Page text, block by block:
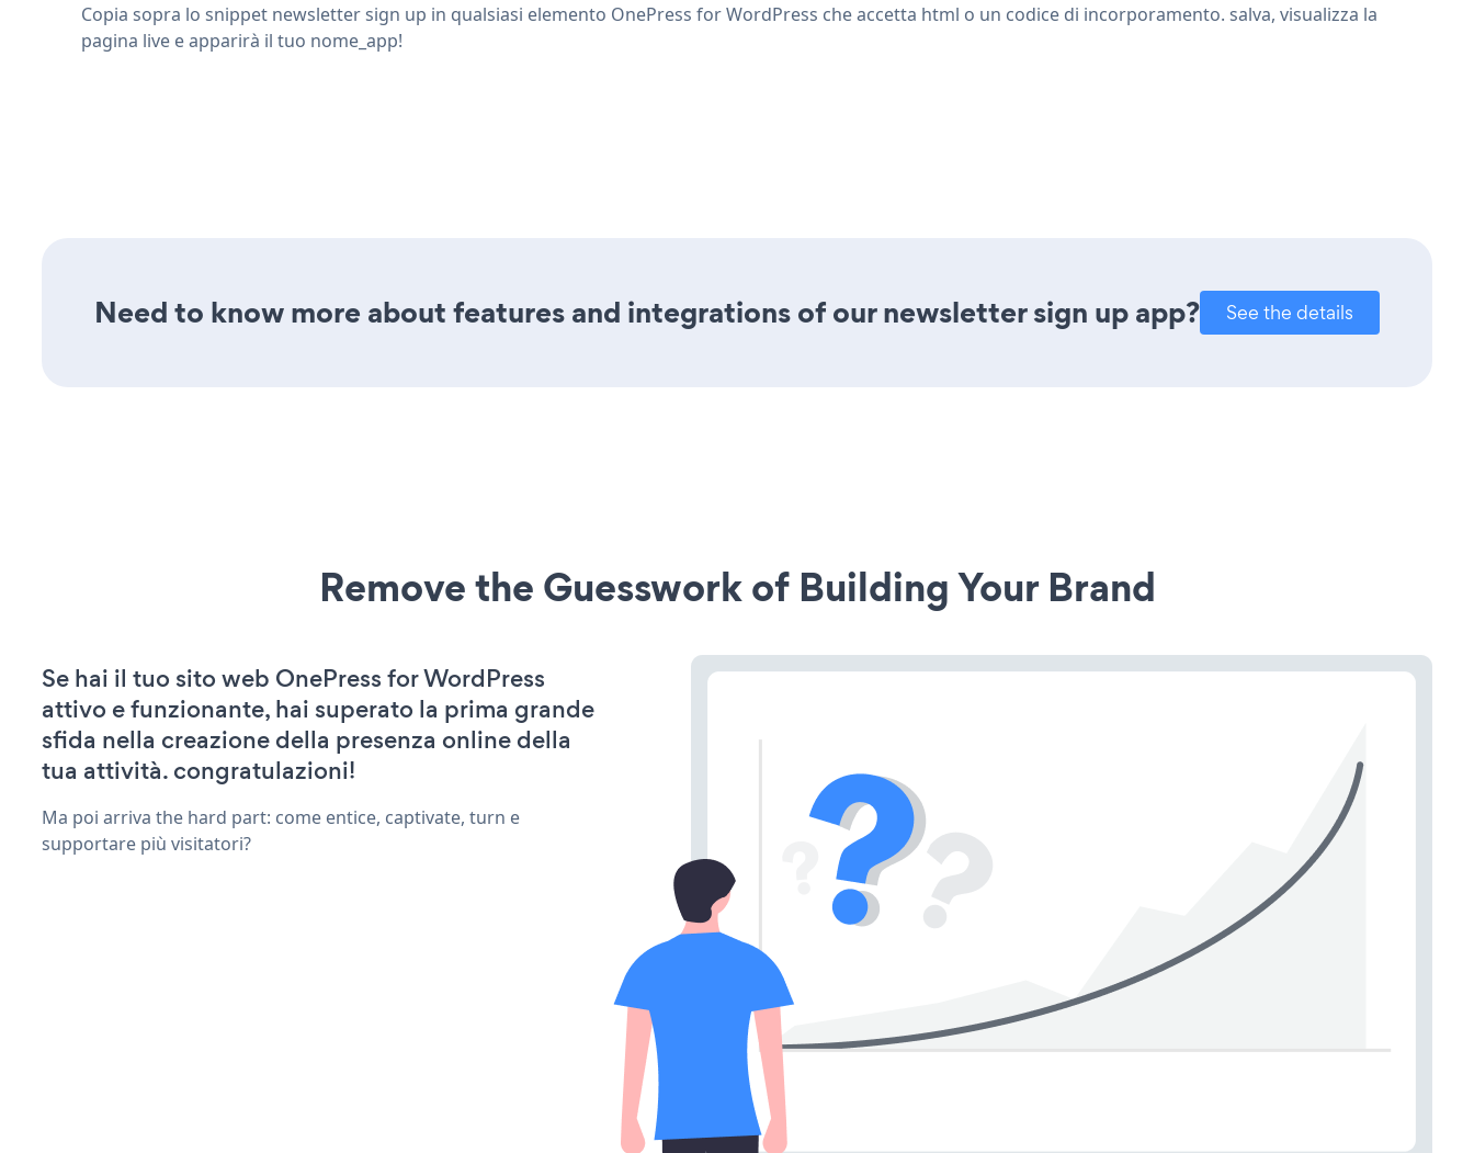
Copia sopra lo snippet newsletter sign up in qualsiasi elemento OnePress for WordPress che accetta html o un codice di incorporamento. salva, visualizza la
pagina live e apparirà il tuo nome_app!
Need to know more about features and integrations of our newsletter sign up app? See the details
Remove the Guesswork of Building Your Brand
Se hai il tuo sito web OnePress for WordPress
attivo e funzionante, hai superato la prima grande
sfida nella creazione della presenza online della
tua attività. congratulazioni!
Ma poi arriva the hard part: come entice, captivate, turn e
supportare più visitatori?